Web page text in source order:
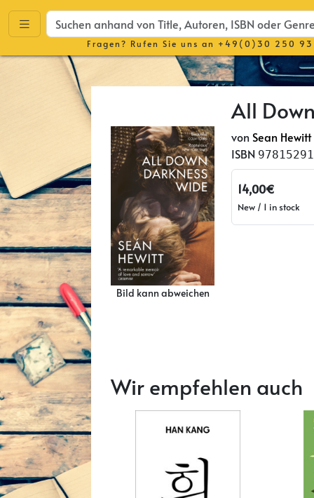
Fragen? Rufen Sie uns an +49(0)30 250
Bild kann abweichen
All
von Sean Hewitt
ISBN
14,00€
New / 1 in stock
Wir empfehlen auch